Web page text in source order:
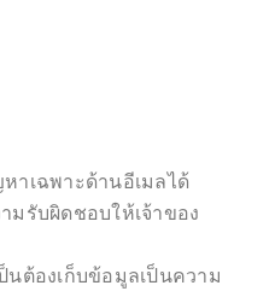
าเฉพาะด้านอีเมลได้
มรับผิดชอบให้เจ้าของ
นต้องเก็บข้อมูลเป็นความ